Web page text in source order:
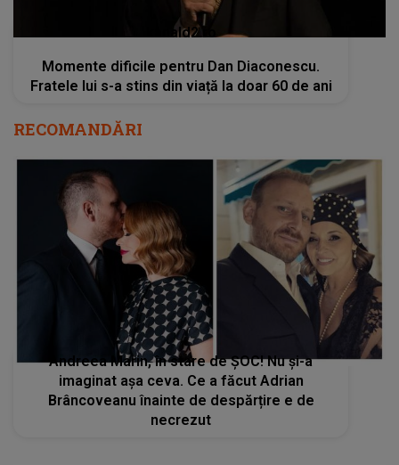
kanald2.ro
Momente dificile pentru Dan Diaconescu.
Fratele lui s-a stins din viață la doar 60 de ani
RECOMANDĂRI
Andreea Marin, în stare de ȘOC! Nu și-a
imaginat așa ceva. Ce a făcut Adrian
Brâncoveanu înainte de despărțire e de
necrezut